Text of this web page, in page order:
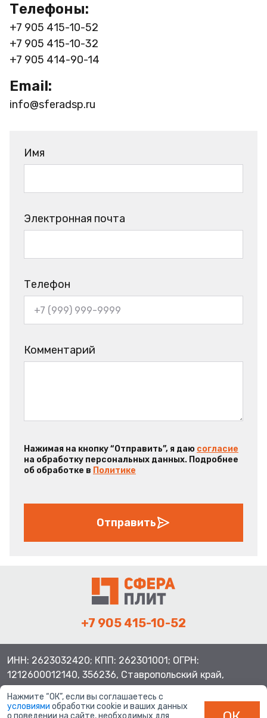
Телефоны:
+7 905 415-10-52
+7 905 415-10-32
+7 905 414-90-14
Email:
info@sferadsp.ru
Имя
Электронная почта
Телефон
Комментарий
Нажимая на кнопку “Отправить”, я даю согласие
на обработку персональных данных. Подробнее
об обработке в Политике
Отправить
+7 905 415-10-52
ИНН: 2623032420; КПП: 262301001; ОГРН:
1212600012140, 356236, Ставропольский край,
Шпаковский район, с.Верхнерусское, ул.Батайская 3
Нажмите “ОК”, если вы соглашаетесь с
условиями обработки cookie и ваших данных
о поведении на сайте, необходимых для